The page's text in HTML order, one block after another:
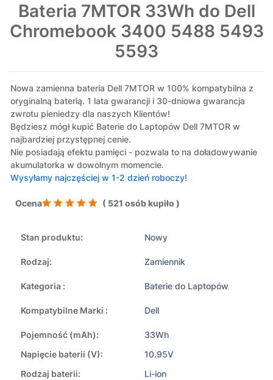
Bateria 7MTOR 33Wh do Dell
Chromebook 3400 5488 5493
5593
Nowa zamienna bateria Dell 7MTOR w 100% kompatybilna z
oryginalną baterią. 1 lata gwarancji i 30-dniowa gwarancja
zwrotu pieniedzy dla naszych Klientów!
Będziesz mógł kupić Baterie do Laptopów Dell 7MTOR w
najbardziej przystępnej cenie.
Nie posiadają efektu pamięci - pozwala to na doładowywanie
akumulatorka w dowolnym momencie.
Wysyłamy najczęściej w 1-2 dzień roboczy!
Ocena ( 521 osób kupiło )
Stan produktu: Nowy
Rodzaj: Zamiennik
Kategoria : Baterie do Laptopów
Kompatybilne Marki : Dell
Pojemność (mAh):
33Wh
Napięcie baterii (V):
10.95V
Rodzaj baterii:
Li-ion